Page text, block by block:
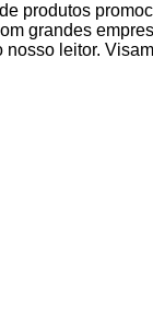
produtos
grandes
leitor.